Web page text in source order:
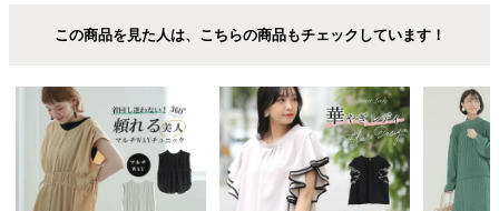
この商品を見た人は、こちらの商品もチェックしています！